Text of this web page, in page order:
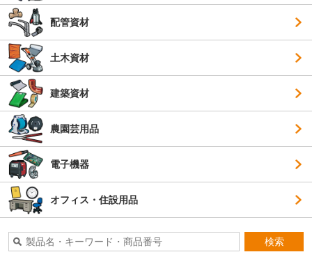
配管資材
土木資材
建築資材
農園芸用品
電子機器
オフィス・住設用品
検索